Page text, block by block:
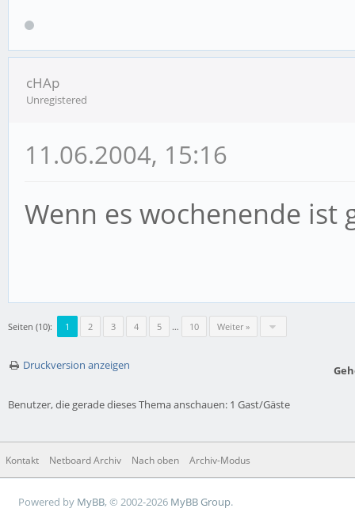
cHAp
Unregistered
11.06.2004, 15:16
Wenn es wochenende ist
Seiten (10): 1 2 3 4 5 … 10 Weiter »
Druckversion anzeigen
Benutzer, die gerade dieses Thema anschauen: 1 Gast/Gäste
Kontakt Netboard Archiv Nach oben Archiv-Modus
Powered by MyBB, © 2002-2026 MyBB Group.